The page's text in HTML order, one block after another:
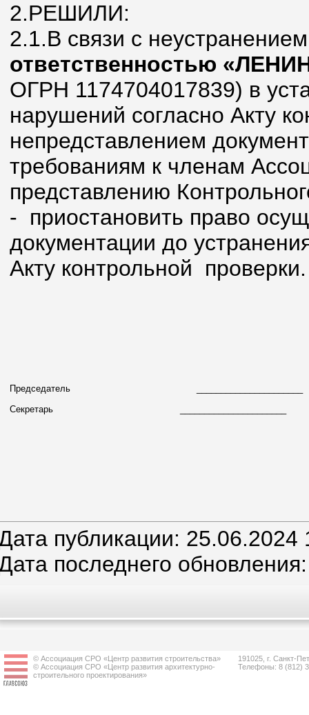
2.РЕШИЛИ:
2.1.В связи с
ответственностью
ОГРН 1174704017839) в
нарушений согласно Акту
непредставлением
требованиям к членам
представлению
- приостановить право
документации до
Акту контрольной проверки.
Председатель
Секретарь
публикации: 25.06.2024
последнего
© Ассоциация СРО «Центр развития строительства»
© Ассоциация СРО «Центр развития архитектурно-
строительного проектирования»
191025, г. Санкт-
Телефоны: 8 (812)